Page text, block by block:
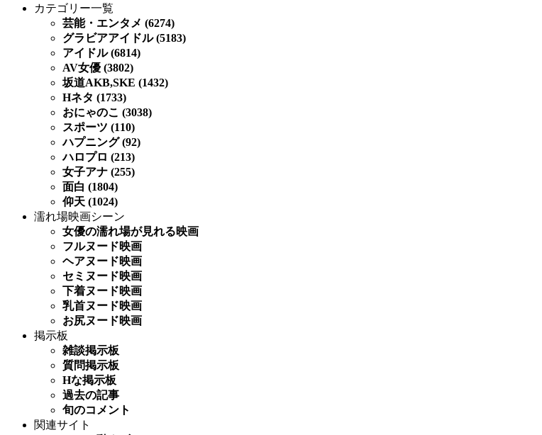
カテゴリー一覧
芸能・エンタメ (6274)
グラビアアイドル (5183)
アイドル (6814)
AV女優 (3802)
坂道AKB,SKE (1432)
Hネタ (1733)
おにゃのこ (3038)
スポーツ (110)
ハプニング (92)
ハロプロ (213)
女子アナ (255)
面白 (1804)
仰天 (1024)
濡れ場映画シーン
女優の濡れ場が見れる映画
フルヌード映画
ヘアヌード映画
セミヌード映画
下着ヌード映画
乳首ヌード映画
お尻ヌード映画
掲示板
雑談掲示板
質問掲示板
Hな掲示板
過去の記事
旬のコメント
関連サイト